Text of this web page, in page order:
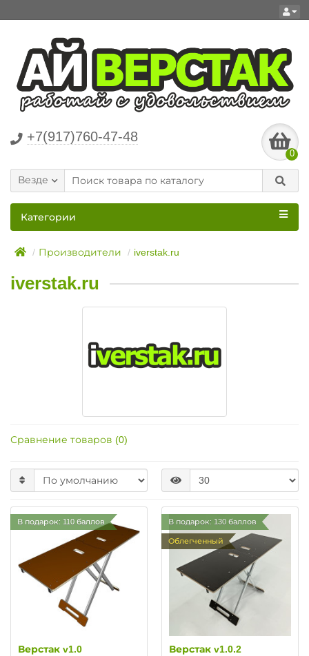
+7(917)760-47-48
0
Везде
Категории
Производители iverstak.ru
iverstak.ru
Сравнение товаров (0)
В подарок: 110 баллов
Верстак v1.0
В подарок: 130 баллов
Облегченный
Верстак v1.0.2